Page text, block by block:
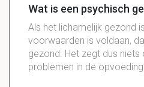
Wat is een psychisch
Als het lichamelijk gezond
voorwaarden is voldaan,
gezond. Het zegt dus
problemen in de